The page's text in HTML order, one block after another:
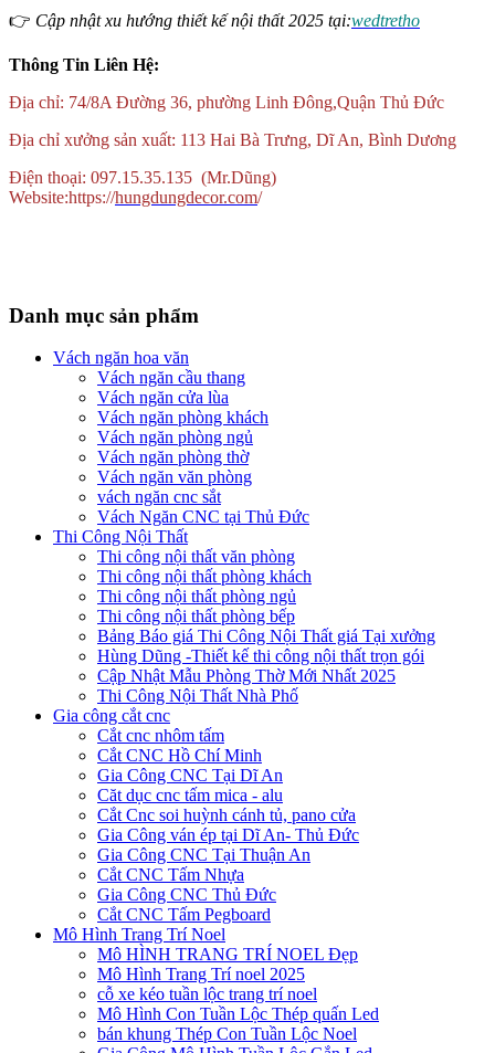
👉 Cập nhật xu hướng thiết kế nội thất 2025 tại:wedtretho
Thông Tin Liên Hệ:
Địa chỉ: 74/8A Đường 36, phường Linh Đông,Quận Thủ Đức
Địa chỉ xưởng sản xuất: 113 Hai Bà Trưng, Dĩ An, Bình Dương
Điện thoại: 097.15.35.135 (Mr.Dũng)
Website:https://hungdungdecor.com/
Danh mục sản phẩm
Vách ngăn hoa văn
Vách ngăn cầu thang
Vách ngăn cửa lùa
Vách ngăn phòng khách
Vách ngăn phòng ngủ
Vách ngăn phòng thờ
Vách ngăn văn phòng
vách ngăn cnc sắt
Vách Ngăn CNC tại Thủ Đức
Thi Công Nội Thất
Thi công nội thất văn phòng
Thi công nội thất phòng khách
Thi công nội thất phòng ngủ
Thi công nội thất phòng bếp
Bảng Báo giá Thi Công Nội Thất giá Tại xưởng
Hùng Dũng -Thiết kế thi công nội thất trọn gói
Cập Nhật Mẫu Phòng Thờ Mới Nhất 2025
Thi Công Nội Thất Nhà Phố
Gia công cắt cnc
Cắt cnc nhôm tấm
Cắt CNC Hồ Chí Minh
Gia Công CNC Tại Dĩ An
Căt dục cnc tấm mica - alu
Cắt Cnc soi huỳnh cánh tủ, pano cửa
Gia Công ván ép tại Dĩ An- Thủ Đức
Gia Công CNC Tại Thuận An
Cắt CNC Tấm Nhựa
Gia Công CNC Thủ Đức
Cắt CNC Tấm Pegboard
Mô Hình Trang Trí Noel
Mô HÌNH TRANG TRÍ NOEL Đẹp
Mô Hình Trang Trí noel 2025
cỗ xe kéo tuần lộc trang trí noel
Mô Hình Con Tuần Lộc Thép quấn Led
bán khung Thép Con Tuần Lộc Noel